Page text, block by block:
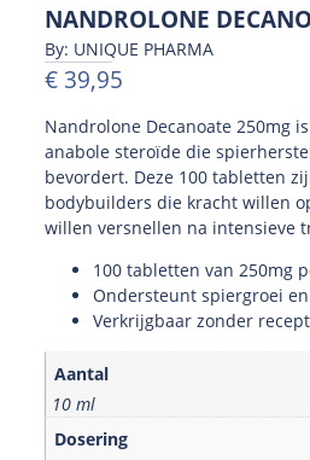
NANDROLONE
By: UNIQUE PHARMA
€39,95
Nandrolone Decanoate 250mg
anabole steroïde die
bevordert. Deze 100 tabletten
bodybuilders die kracht willen
willen versnellen na intensieve
100 tabletten van 250mg
Ondersteunt spiergroei
Verkrijgbaar zonder recept
Aantal
10 ml
Dosering